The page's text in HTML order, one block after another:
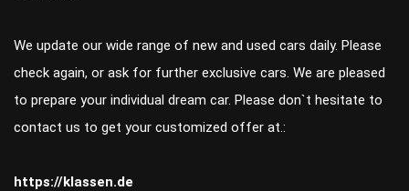
We update our wide range of new and used cars daily. Please
check again, or ask for further exclusive cars. We are pleased
to prepare your individual dream car. Please don`t hesitate to
contact us to get your customized offer at.:
https://klassen.de